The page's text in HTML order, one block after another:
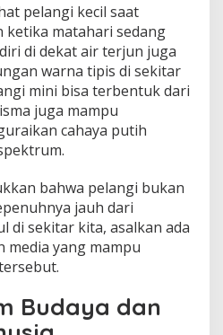
pelangi kecil saat
ketika matahari sedang
di dekat air terjun juga
warna tipis di sekitar
mini bisa terbentuk dari
juga mampu
cahaya putih
bahwa pelangi bukan
jauh dari
di sekitar kita, asalkan ada
media yang mampu
Budaya dan